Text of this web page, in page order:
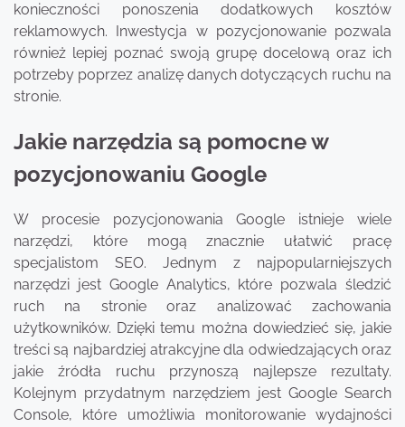
konieczności ponoszenia dodatkowych kosztów
reklamowych. Inwestycja w pozycjonowanie pozwala
również lepiej poznać swoją grupę docelową oraz ich
potrzeby poprzez analizę danych dotyczących ruchu na
stronie.
Jakie narzędzia są pomocne w
pozycjonowaniu Google
W procesie pozycjonowania Google istnieje wiele
narzędzi, które mogą znacznie ułatwić pracę
specjalistom SEO. Jednym z najpopularniejszych
narzędzi jest Google Analytics, które pozwala śledzić
ruch na stronie oraz analizować zachowania
użytkowników. Dzięki temu można dowiedzieć się, jakie
treści są najbardziej atrakcyjne dla odwiedzających oraz
jakie źródła ruchu przynoszą najlepsze rezultaty.
Kolejnym przydatnym narzędziem jest Google Search
Console, które umożliwia monitorowanie wydajności